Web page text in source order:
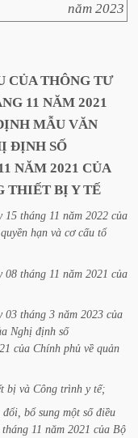
năm 2023
CỦA THÔNG TƯ
11 NĂM 2021
MẪU VĂN
ĐỊNH SỐ
NĂM 2021 CỦA
THIẾT BỊ Y TẾ
15 tháng 11 năm 2022 của
quyền hạn và cơ cấu tổ
08 tháng 11 năm 2021 của
03 tháng 3 năm 2023 của
Nghị định số
của Chính phủ về quản
bị và Công trình y tế;
đổi, bổ sung một số điều
tháng 11 năm 2021 của Bộ